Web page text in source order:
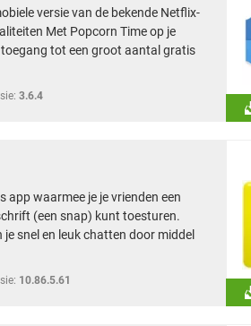
versie van de bekende Netflix-
Met Popcorn Time op je
tot een groot aantal gratis
3.6.4
waarmee je je vrienden een
(een snap) kunt toesturen.
snel en leuk chatten door middel
10.86.5.61